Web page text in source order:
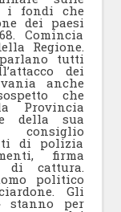
i fondi che
dei paesi
Comincia
Regione.
tutti
dei
anche
che
Provincia
della sua
consiglio
di polizia
firma
cattura.
politico
Gli
stanno per